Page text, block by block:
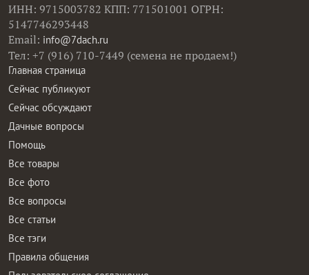
ИНН: 9715003782 КПП: 771501001 ОГРН:
5147746293448
Email: info@7dach.ru
Тел: +7 (916) 710-7449 (семена не продаем!)
Главная страница
Сейчас публикуют
Сейчас обсуждают
Дачные вопросы
Помощь
Все товары
Все фото
Все вопросы
Все статьи
Все тэги
Правила общения